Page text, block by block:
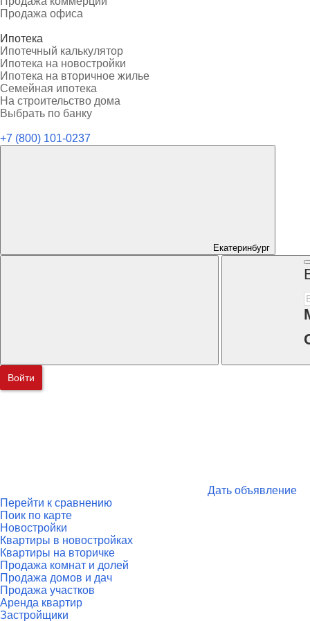
Продажа офиса
Ипотека
Ипотечный калькулятор
Ипотека на новостройки
Ипотека на вторичное жилье
Семейная ипотека
На строительство дома
Выбрать по банку
+7 (800) 101-0237
Екатеринбург
Войти
Дать объявление
Перейти к сравнению
Поик по карте
Новостройки
Квартиры в новостройках
Квартиры на вторичке
Продажа комнат и долей
Продажа домов и дач
Продажа участков
Аренда квартир
Застройщики